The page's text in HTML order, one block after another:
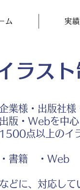
ム 実績
ラス
業様・出版社様
版・Webを中心
点以上のイラ
書籍 ・Web
どに、対応して